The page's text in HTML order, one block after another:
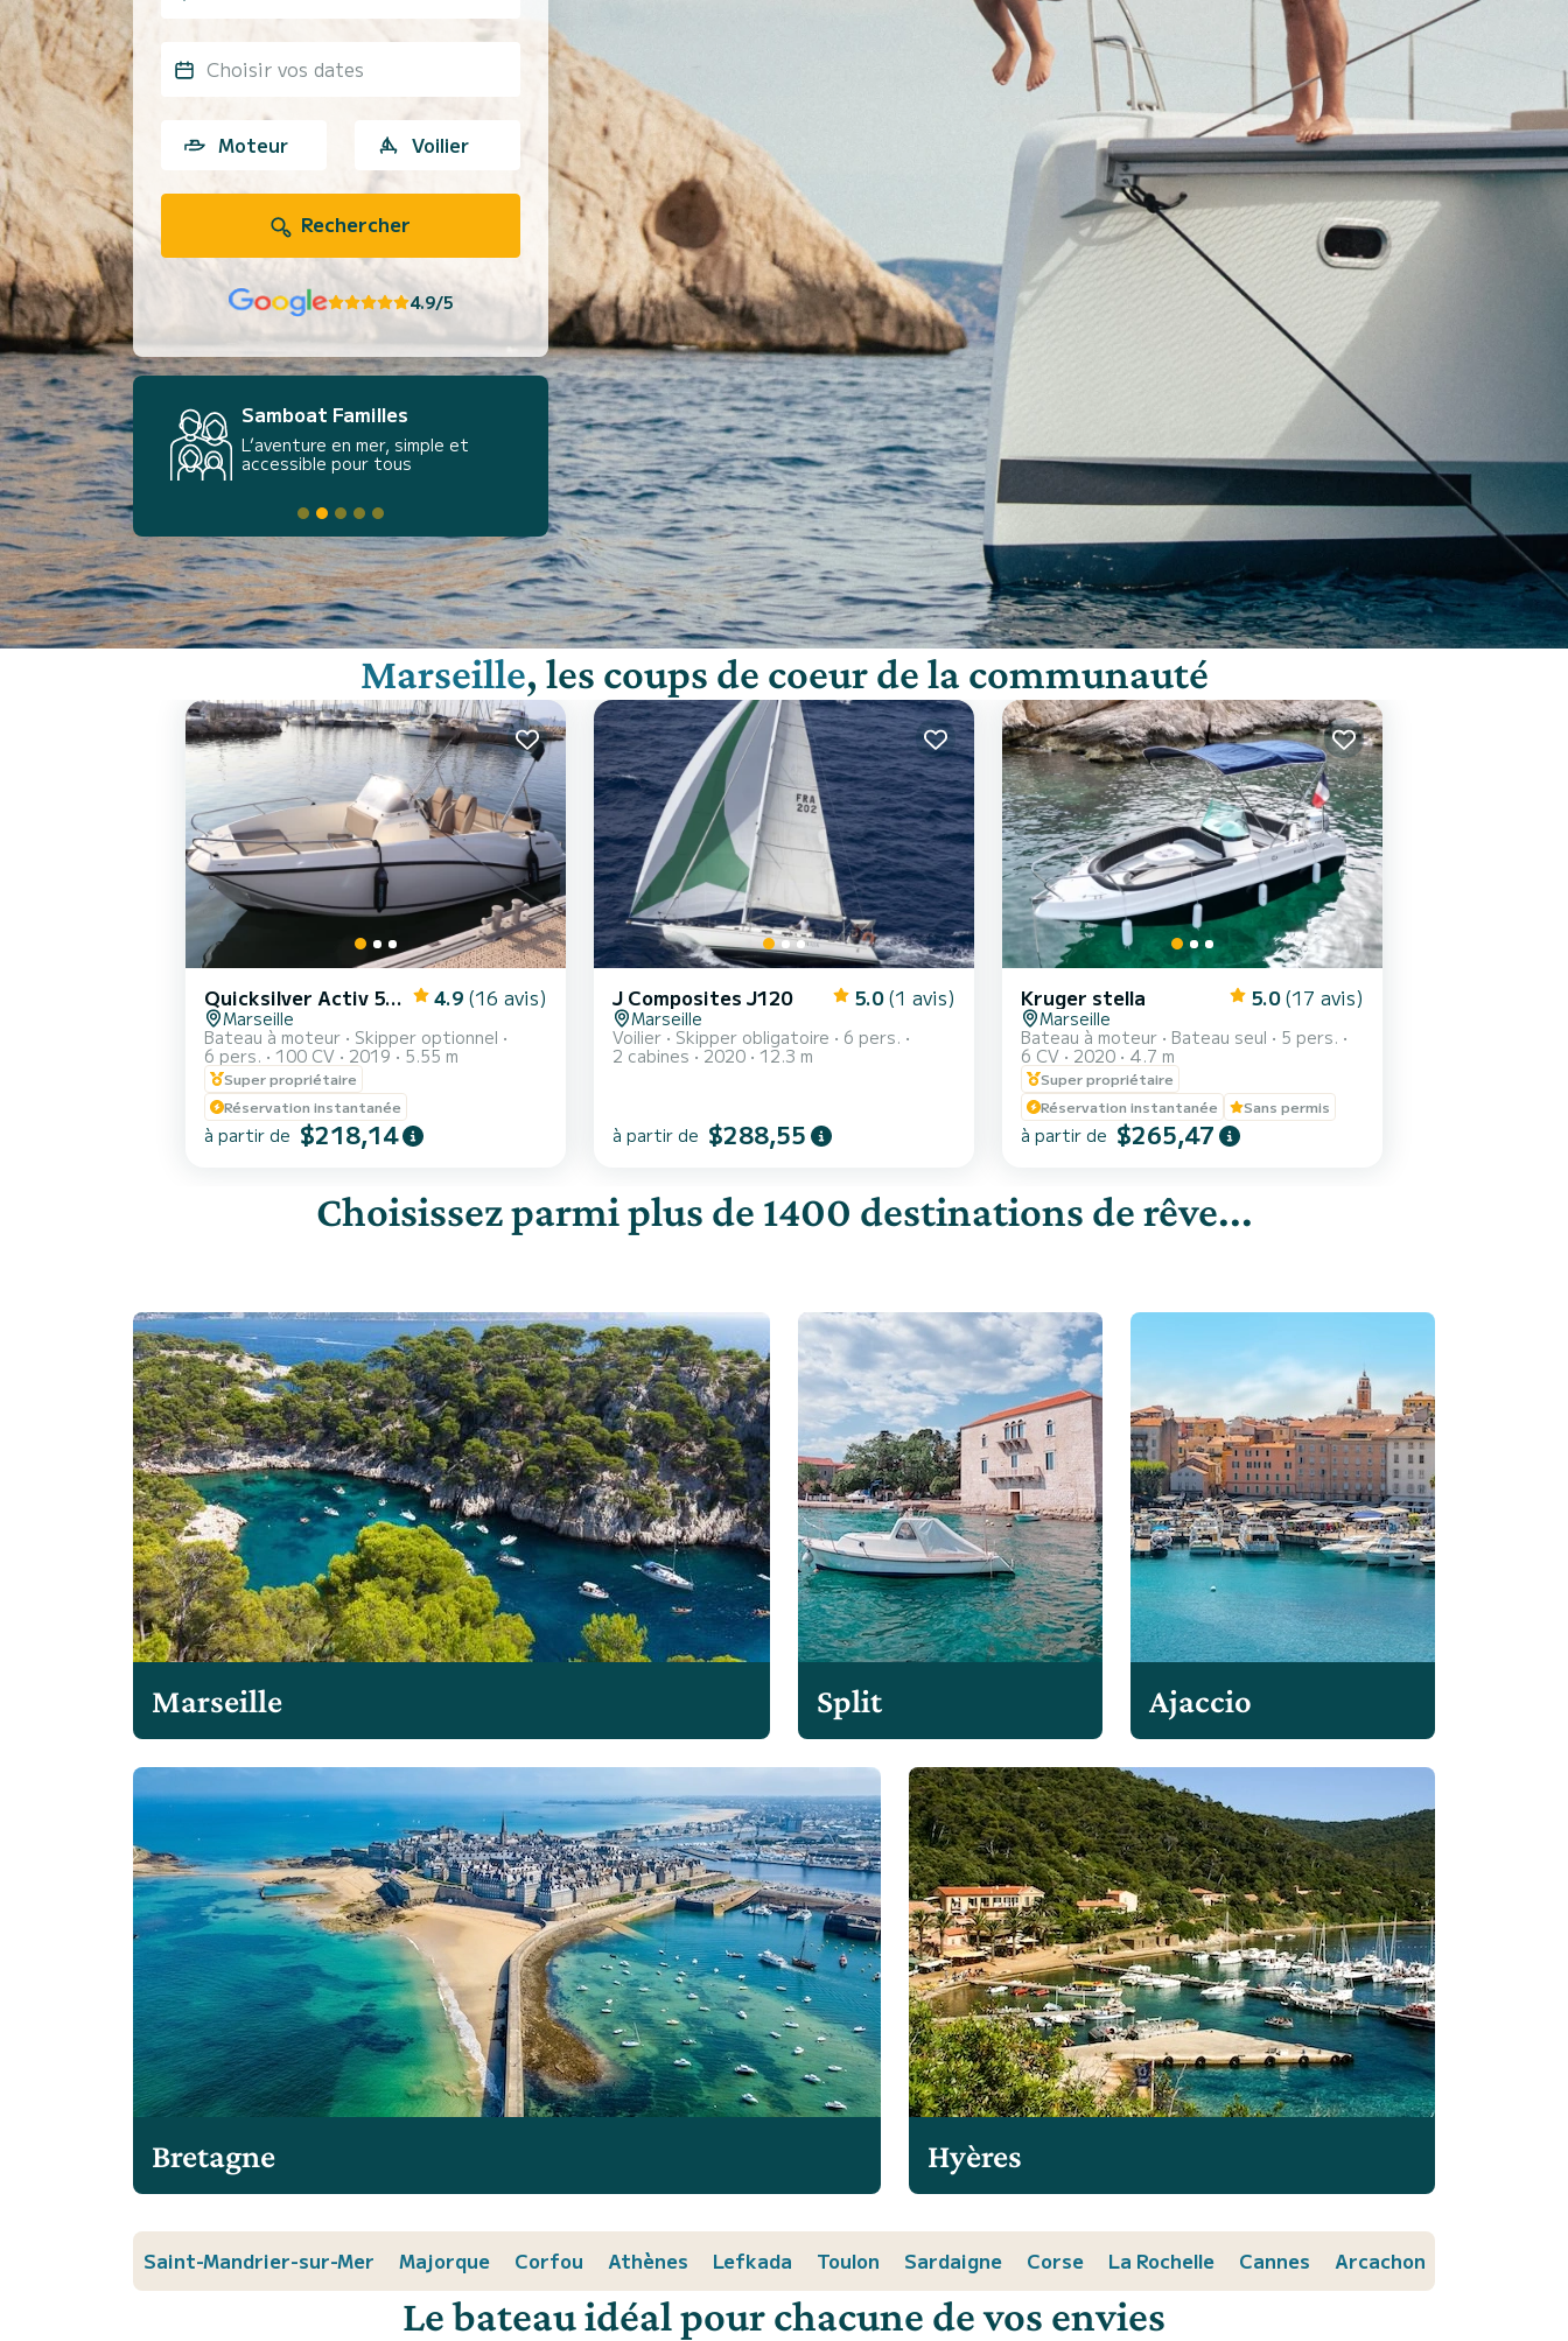
Choisir vos dates
Moteur Voilier
Rechercher
4.9/5
Samboat Familles
L’aventure en mer, simple et
accessible pour tous
Marseille, les coups de coeur de la communauté
Quicksilver Activ 555 Open 4.9 (16 avis)
Marseille
Bateau à moteur
Skipper optionnel
6 pers.
100 CV 2019 5.55 m
Super propriétaire
Réservation instantanée
à partir de $218,14
J Composites J120 5.0 (1 avis)
Marseille
Voilier
Skipper obligatoire
6 pers.
2 cabines
2020 12.3 m
à partir de $288,55
Kruger stella 5.0 (17 avis)
Marseille
Bateau à moteur
Bateau seul
5 pers.
6 CV
2020 4.7 m
Super propriétaire
Réservation instantanée
Sans permis
à partir de $265,47
Choisissez parmi plus de 1400 destinations de rêve...
Marseille Split Ajaccio
Bretagne Hyères
Saint-Mandrier-sur-Mer Majorque Corfou Athènes Lefkada Toulon Sardaigne Corse La Rochelle Cannes Arcachon
Le bateau idéal pour chacune de vos envies